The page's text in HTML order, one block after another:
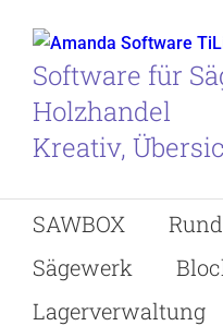
Software für
Holzhandel
Kreativ,
SAWBOX
Sägewerk
Lagerverwaltung